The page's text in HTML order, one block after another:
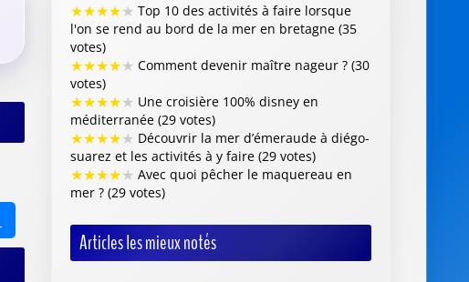
★★★★★ Top 10 des activités à faire lorsque
l'on se rend au bord de la mer en bretagne (35
votes)
★★★★★ Comment devenir maître nageur ? (30
votes)
★★★★★ Une croisière 100% disney en
méditerranée (29 votes)
★★★★★ Découvrir la mer d’émeraude à diégo-
suarez et les activités à y faire (29 votes)
★★★★★ Avec quoi pêcher le maquereau en
mer ? (29 votes)
Articles les mieux notés